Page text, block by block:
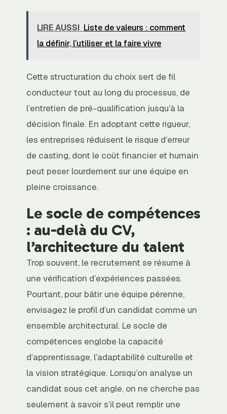
LIRE AUSSI Liste de valeurs : comment
la définir, l’utiliser et la faire vivre
Cette structuration du choix sert de fil
conducteur tout au long du processus, de
l’entretien de pré-qualification jusqu’à la
décision finale. En adoptant cette rigueur,
les entreprises réduisent le risque d’erreur
de casting, dont le coût financier et humain
peut peser lourdement sur une équipe en
pleine croissance.
Le socle de compétences
: au-delà du CV,
l’architecture du talent
Trop souvent, le recrutement se résume à
une vérification d’expériences passées.
Pourtant, pour bâtir une équipe pérenne,
envisagez le profil d’un candidat comme un
ensemble architectural. Le socle de
compétences englobe la capacité
d’apprentissage, l’adaptabilité culturelle et
la vision stratégique. Lorsqu’on analyse un
candidat sous cet angle, on ne cherche pas
seulement à savoir s’il peut remplir une